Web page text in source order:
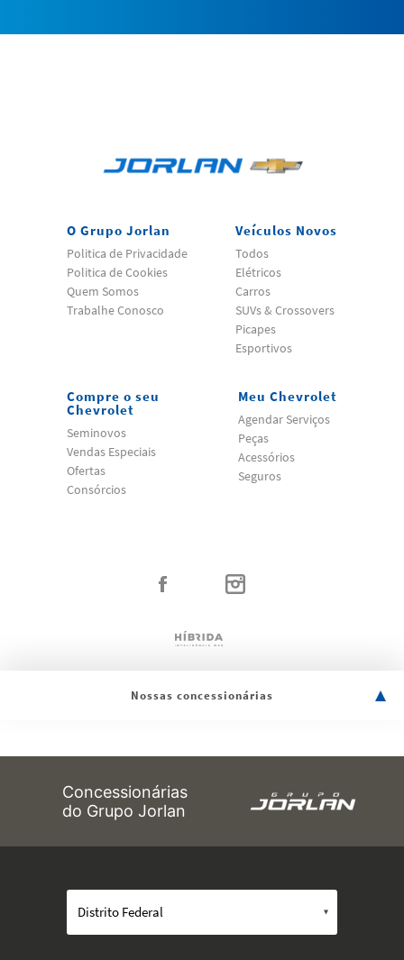
O Grupo Jorlan
Politica de Privacidade
Politica de Cookies
Quem Somos
Trabalhe Conosco
Veículos Novos
Todos
Elétricos
Carros
SUVs & Crossovers
Picapes
Esportivos
Compre o seu
Chevrolet
Seminovos
Vendas Especiais
Ofertas
Consórcios
Meu Chevrolet
Agendar Serviços
Peças
Acessórios
Seguros
Nossas concessionárias
Concessionárias
do Grupo Jorlan